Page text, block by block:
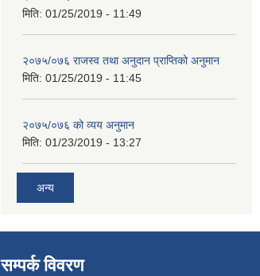
मिति: 01/25/2019 - 11:49
२०७५/०७६ राजस्व तथा अनुदान प्राप्तिको अनुमान
मिति: 01/25/2019 - 11:45
२०७५/०७६ को व्यय अनुमान
मिति: 01/23/2019 - 13:27
अन्य
सम्पर्क विवरण